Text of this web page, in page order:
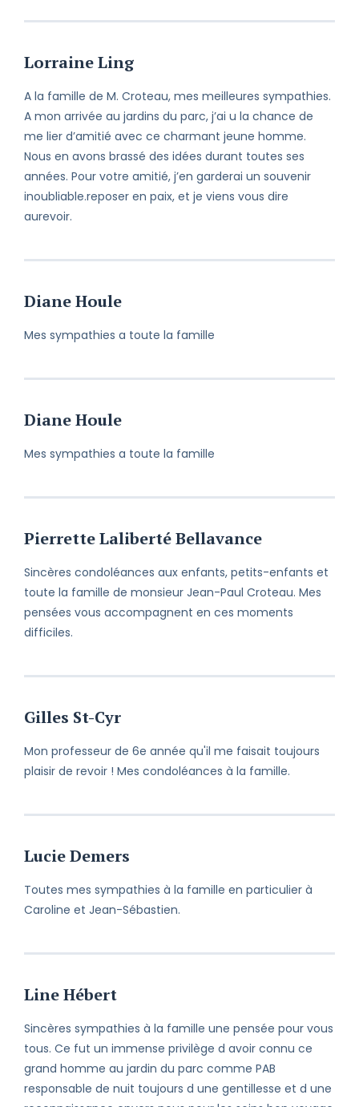
Lorraine Ling
A la famille de M. Croteau, mes meilleures sympathies.
A mon arrivée au jardins du parc, j’ai u la chance de
me lier d’amitié avec ce charmant jeune homme.
Nous en avons brassé des idées durant toutes ses
années. Pour votre amitié, j’en garderai un souvenir
inoubliable.reposer en paix, et je viens vous dire
aurevoir.
Diane Houle
Mes sympathies a toute la famille
Diane Houle
Mes sympathies a toute la famille
Pierrette Laliberté Bellavance
Sincères condoléances aux enfants, petits-enfants et
toute la famille de monsieur Jean-Paul Croteau. Mes
pensées vous accompagnent en ces moments
difficiles.
Gilles St-Cyr
Mon professeur de 6e année qu'il me faisait toujours
plaisir de revoir ! Mes condoléances à la famille.
Lucie Demers
Toutes mes sympathies à la famille en particulier à
Caroline et Jean-Sébastien.
Line Hébert
Sincères sympathies à la famille une pensée pour vous
tous. Ce fut un immense privilège d avoir connu ce
grand homme au jardin du parc comme PAB
responsable de nuit toujours d une gentillesse et d une